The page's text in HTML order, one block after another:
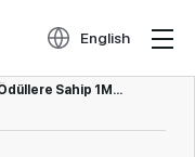
English
Sahip 1More Marka...